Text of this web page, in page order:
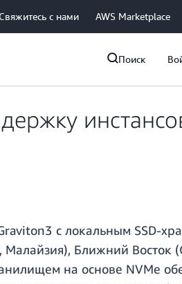
Свяжитесь с нами AWS Marketplace
Поиск
с локальным SSD-
Малайзия), Ближний
на основе NVMe